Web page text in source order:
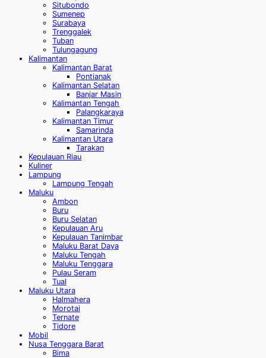
Situbondo
Sumenep
Surabaya
Trenggalek
Tuban
Tulungagung
Kalimantan
Kalimantan Barat
Pontianak
Kalimantan Selatan
Banjar Masin
Kalimantan Tengah
Palangkaraya
Kalimantan Timur
Samarinda
Kalimantan Utara
Tarakan
Kepulauan Riau
Kuliner
Lampung
Lampung Tengah
Maluku
Ambon
Buru
Buru Selatan
Kepulauan Aru
Kepulauan Tanimbar
Maluku Barat Daya
Maluku Tengah
Maluku Tenggara
Pulau Seram
Tual
Maluku Utara
Halmahera
Morotai
Ternate
Tidore
Mobil
Nusa Tenggara Barat
Bima